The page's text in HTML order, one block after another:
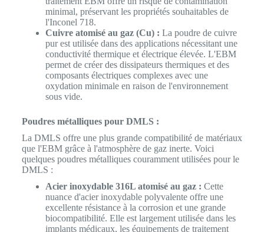
minimal, préservant les propriétés souhaitables de
l'Inconel 718.
Cuivre atomisé au gaz (Cu) : La poudre de cuivre
pur est utilisée dans des applications nécessitant une
conductivité thermique et électrique élevée. L'EBM
permet de créer des dissipateurs thermiques et des
composants électriques complexes avec une
oxydation minimale en raison de l'environnement
sous vide.
Poudres métalliques pour DMLS :
La DMLS offre une plus grande compatibilité de matériaux
que l'EBM grâce à l'atmosphère de gaz inerte. Voici
quelques poudres métalliques couramment utilisées pour le
DMLS :
Acier inoxydable 316L atomisé au gaz : Cette
nuance d'acier inoxydable polyvalente offre une
excellente résistance à la corrosion et une grande
biocompatibilité. Elle est largement utilisée dans les
implants médicaux, les équipements de traitement